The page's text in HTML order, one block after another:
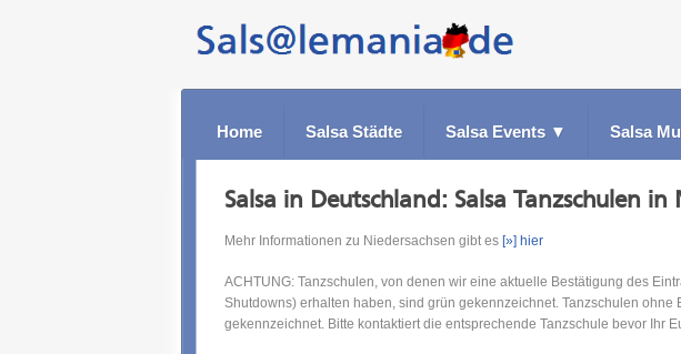
Home Salsa Städte Salsa Events ▼ Salsa
Salsa in Deutschland: Salsa Tanzschulen in
Mehr Informationen zu Niedersachsen gibt es [»] hier
ACHTUNG: Tanzschulen, von denen wir eine aktuelle Bestätigung des
Shutdowns) erhalten haben, sind grün gekennzeichnet. Tanzschulen ohne
gekennzeichnet. Bitte kontaktiert die entsprechende Tanzschule bevor Ihr